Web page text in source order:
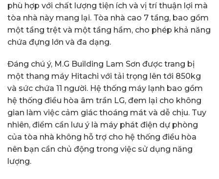
phù hợp với chất lượng tiện ích và vị trí thuận lợi mà
tòa nhà này mang lại. Tòa nhà cao 7 tầng, bao gồm
một tầng trệt và một tầng hầm, cho phép khả năng
chứa đựng lớn và đa dạng.
Đáng chú ý, M.G Building Lam Sơn được trang bị
một thang máy Hitachi với tải trọng lên tới 850kg
và sức chứa 11 người. Hệ thống máy lạnh bao gồm
hệ thống điều hòa âm trần LG, đem lại cho không
gian làm việc cảm giác thoáng mát và dễ chịu. Tuy
nhiên, điểm cần lưu ý là máy phát điện dự phòng
của tòa nhà không hỗ trợ cho hệ thống điều hòa
nên bạn cần chủ động trong việc sử dụng năng
lượng.